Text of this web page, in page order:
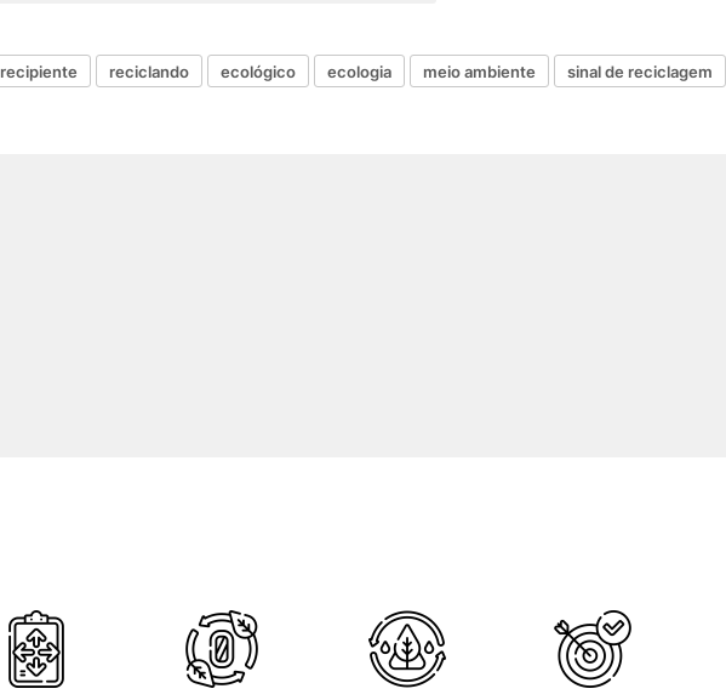
recipiente reciclando ecológico ecologia meio ambiente sinal de reciclagem